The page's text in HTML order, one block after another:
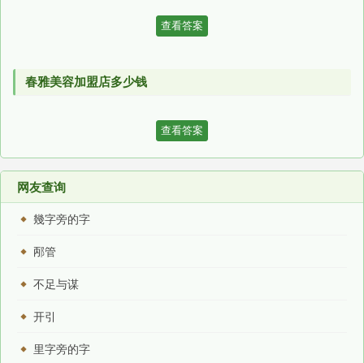
查看答案
春雅美容加盟店多少钱
查看答案
网友查询
幾字旁的字
邴管
不足与谋
开引
里字旁的字